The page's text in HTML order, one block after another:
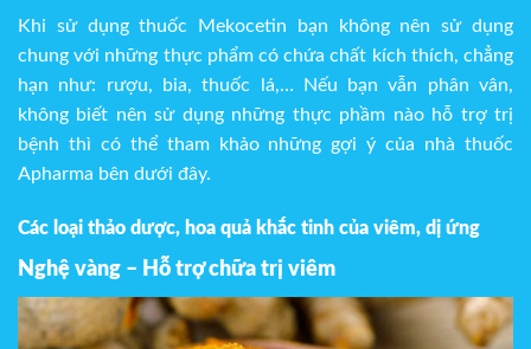
Khi sử dụng thuốc Mekocetin bạn không nên sử dụng
chung với những thực phẩm có chứa chất kích thích, chẳng
hạn như: rượu, bia, thuốc lá,… Nếu bạn vẫn phân vân,
không biết nên sử dụng những thực phầm nào hỗ trợ trị
bệnh thì có thể tham khảo những gợi ý của nhà thuốc
Apharma bên dưới đây.
Các loại thảo dược, hoa quả khắc tinh của viêm, dị ứng
Nghệ vàng – Hỗ trợ chữa trị viêm